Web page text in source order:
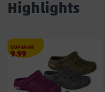
Highlights
UVP19.95€
Angebotspreis
9.99
9.99